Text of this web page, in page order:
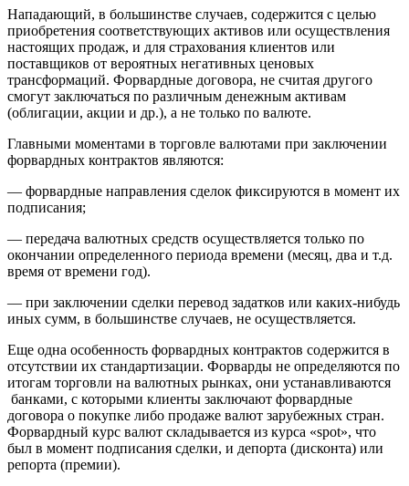
Нападающий, в большинстве случаев, содержится с целью
приобретения соответствующих активов или осуществления
настоящих продаж, и для страхования клиентов или
поставщиков от вероятных негативных ценовых
трансформаций. Форвардные договора, не считая другого
смогут заключаться по различным денежным активам
(облигации, акции и др.), а не только по валюте.
Главными моментами в торговле валютами при заключении
форвардных контрактов являются:
— форвардные направления сделок фиксируются в момент их
подписания;
— передача валютных средств осуществляется только по
окончании определенного периода времени (месяц, два и т.д.
время от времени год).
— при заключении сделки перевод задатков или каких-нибудь
иных сумм, в большинстве случаев, не осуществляется.
Еще одна особенность форвардных контрактов содержится в
отсутствии их стандартизации. Форварды не определяются по
итогам торговли на валютных рынках, они устанавливаются
банками, с которыми клиенты заключают форвардные
договора о покупке либо продаже валют зарубежных стран.
Форвардный курс валют складывается из курса «spot», что
был в момент подписания сделки, и депорта (дисконта) или
репорта (премии).